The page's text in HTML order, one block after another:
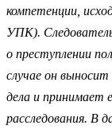
компетенции,
УПК).
о преступлении
случае он выносит
дела и принимает
расследования. В